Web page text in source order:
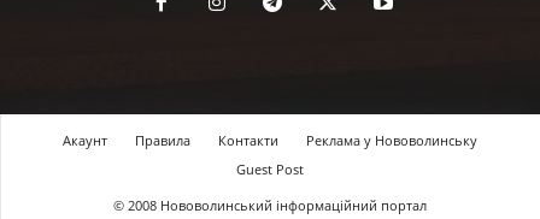
Акаунт Правила Контакти
Реклама у Нововолинську
Guest Post
© 2008 Нововолинський інформаційний портал